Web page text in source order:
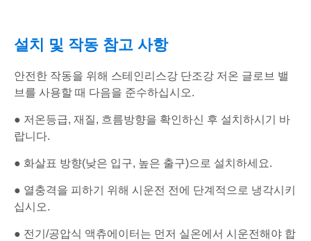
설치 및 작동 참고 사항
안전한 작동을 위해 스테인리스강 단조강 저온 글로브 밸
브를 사용할 때 다음을 준수하십시오.
● 저온등급, 재질, 흐름방향을 확인하신 후 설치하시기 바
랍니다.
● 화살표 방향(낮은 입구, 높은 출구)으로 설치하세요.
● 열충격을 피하기 위해 시운전 전에 단계적으로 냉각시키
십시오.
● 전기/공압식 액츄에이터는 먼저 실온에서 시운전해야 합